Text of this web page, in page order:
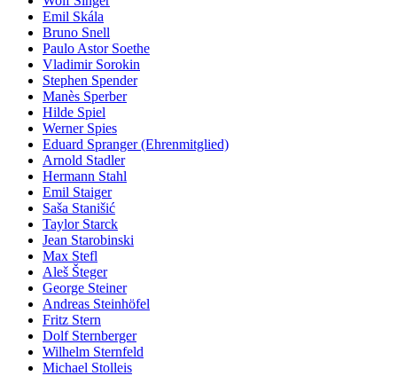
Emil Skála
Bruno Snell
Paulo Astor Soethe
Vladimir Sorokin
Stephen Spender
Manès Sperber
Hilde Spiel
Werner Spies
Eduard Spranger (Ehrenmitglied)
Arnold Stadler
Hermann Stahl
Emil Staiger
Saša Stanišić
Taylor Starck
Jean Starobinski
Max Stefl
Aleš Šteger
George Steiner
Andreas Steinhöfel
Fritz Stern
Dolf Sternberger
Wilhelm Sternfeld
Michael Stolleis